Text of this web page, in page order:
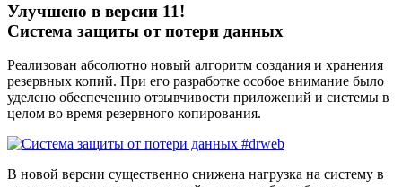
Улучшено в версии 11!
Система защиты от потери данных
Реализован абсолютно новый алгоритм создания и хранения
резервных копий. При его разработке особое внимание было
уделено обеспечению отзывчивости приложений и системы в
целом во время резервного копирования.
В новой версии существенно снижена нагрузка на систему в